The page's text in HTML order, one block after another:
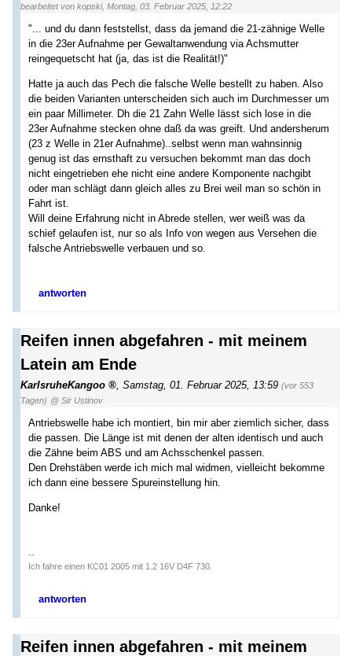
bearbeitet von kopski, Montag, 03. Februar 2025, 12:22
"... und du dann feststellst, dass da jemand die 21-zähnige Welle
in die 23er Aufnahme per Gewaltanwendung via Achsmutter
reingequetscht hat (ja, das ist die Realität!)"
Hatte ja auch das Pech die falsche Welle bestellt zu haben. Also
die beiden Varianten unterscheiden sich auch im Durchmesser um
ein paar Millimeter. Dh die 21 Zahn Welle lässt sich lose in die
23er Aufnahme stecken ohne daß da was greift. Und andersherum
(23 z Welle in 21er Aufnahme)..selbst wenn man wahnsinnig
genug ist das ernsthaft zu versuchen bekommt man das doch
nicht eingetrieben ehe nicht eine andere Komponente nachgibt
oder man schlägt dann gleich alles zu Brei weil man so schön in
Fahrt ist.
Will deine Erfahrung nicht in Abrede stellen, wer weiß was da
schief gelaufen ist, nur so als Info von wegen aus Versehen die
falsche Antriebswelle verbauen und so.
antworten
Reifen innen abgefahren - mit meinem
Latein am Ende
KarlsruheKangoo Samstag, 01. Februar 2025, 13:59 (vor 553
Tagen) @ Sir Ustinov
Antriebswelle habe ich montiert, bin mir aber ziemlich sicher, dass
die passen. Die Länge ist mit denen der alten identisch und auch
die Zähne beim ABS und am Achsschenkel passen.
Den Drehstäben werde ich mich mal widmen, vielleicht bekomme
ich dann eine bessere Spureinstellung hin.
Danke!
--
Ich fahre einen KC01 2005 mit 1.2 16V D4F 730.
antworten
Reifen innen abgefahren - mit meinem